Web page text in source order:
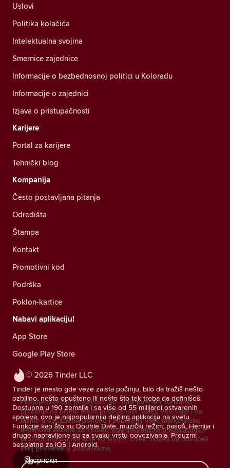
© 2026 Tinder LLC
Tinder je mesto gde veze zaista počinju, bilo da tražiš nešto
ozbiljno, nešto opušteno ili nešto što tek treba da definišeš.
Dostupna u 190 zemalja i sa više od 55 milijardi ostvarenih
spojeva, ovo je najpopularnija dejting aplikacija na svetu.
Funkcije kao što su Double Date, muzički režim, pasoš, Hemija i
druge napravljene su za svaku vrstu povezivanja. Preuzmi
besplatno za iOS i Android.
српски
Uslovi
Politika kolačića
Intelektualna svojina
Smernice zajednice
Informacije o bezbednosnoj politici u Koloradu
Informacije o zajednici
Izjava o pristupačnosti
Karijere
Portal za karijere
Tehnički blog
Kompanija
Često postavljana pitanja
Odredišta
Štampa
Kontakt
Promotivni kod
Podrška
Poklon-kartice
Nabavi aplikaciju!
App Store
Google Play Store
Poštujemo tvoju privatnost. Mi i naši partneri koristimo
praćenja da bismo merili posećenost našeg veb-sajta i da
bismo ti obezbedili ponude i poboljšali naše marketinške
aktivnosti vezane za Tinder. Više informacija o kolačićima i
pružaocima usluga koje koristimo. Uvek možeš da povučeš
svoj pristanak u postavkama.